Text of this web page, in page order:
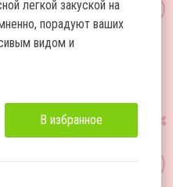
легкой закуской на
порадуют ваших
видом и
В избранное